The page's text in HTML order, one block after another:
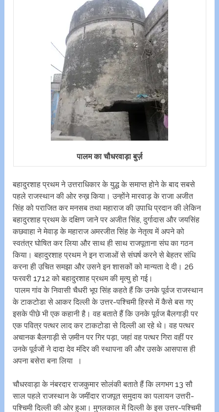
पालम का चौधरवाड़ा बुर्ज़
बहादुरशाह प्रथम ने उत्तराधिकार के युद्ध के समाप्त होने के बाद सबसे
पहले राजस्थान की ओर रुख़ किया। उन्होंने मारवाड़ के राजा अजीत
सिंह को पराजित कर मनसब तथा महाराज की उपाधि प्रदान की लेकिन
बहादुरशाह प्रथम के दक्षिण जाने पर अजीत सिंह, दुर्गादास और जयसिंह
कछवाहा ने मेवाड़ के महाराज अमरजीत सिंह के नेतृत्व में अपने को
स्वतंत्र घोषित कर लिया और साथ ही साथ राजपूताना संघ का गठन
किया। बहादुरशाह प्रथम ने इन राजाओं से संघर्ष करने से बेहतर संधि
करना ही उचित समझा और उसने इन शासकों को मान्यता दे दी। 26
फरवरी 1712 को बहादुरशाह प्रथम की मृत्यु हो गई।
पालम गांव के निवासी चैधरी भूप सिंह कहते हैं कि उनके पूर्वज राजस्थान
के टाकटोडा से आकर दिल्ली के उत्तर-पश्चिमी हिस्से में कैसे बस गए
इसके पीछे भी एक कहानी है। वह बताते हैं कि उनके पूर्वज बैलगाड़ी पर
एक पवित्र पत्थर लाद कर टाकटोडा से दिल्ली आ रहे थे। वह पत्थर
अचानक बैलगाड़ी से ज़मीन पर गिर पड़ा, जहां वह पत्थर गिरा वहीं पर
उनके पूर्वजों ने दादा देव मंदिर की स्थापना की और उसके आसपास ही
अपना बसेरा बना लिया ।
चौधरवाड़ा के नंबरदार राजकुमार सोलंकी बताते हैं कि लगभग 13 सौ
साल पहले राजस्थान के जमींदार राजपूत समुदाय का पलायन उत्तरी-
पश्चिमी दिल्ली की ओर हुआ। मुगलकाल में दिल्ली के इस उत्तर-पश्चिमी